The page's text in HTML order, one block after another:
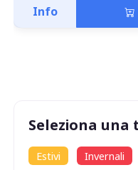
Info
Seleziona
Estivi Invernali